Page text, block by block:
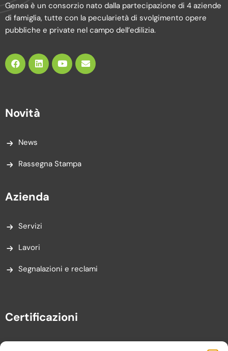
Genea è un consorzio nato dalla partecipazione di 4 aziende
di famiglia, tutte con la pecularietà di svolgimento opere
pubbliche e private nel campo dell’edilizia.
Novità
News
Rassegna Stampa
Azienda
Servizi
Lavori
Segnalazioni e reclami
Certificazioni